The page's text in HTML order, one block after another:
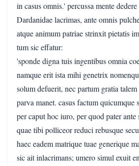
in casus omnis.' percussa mente dedere
Dardanidae lacrimas, ante omnis
atque animum patriae strinxit pietatis
tum sic effatur:
'sponde digna tuis ingentibus omnia
namque erit ista mihi genetrix
solum defuerit, nec partum gratia talem
parva manet. casus factum quicumque
per caput hoc iuro, per quod pater ante
quae tibi polliceor reduci rebusque
haec eadem matrique tuae generique
sic ait inlacrimans; umero simul exuit